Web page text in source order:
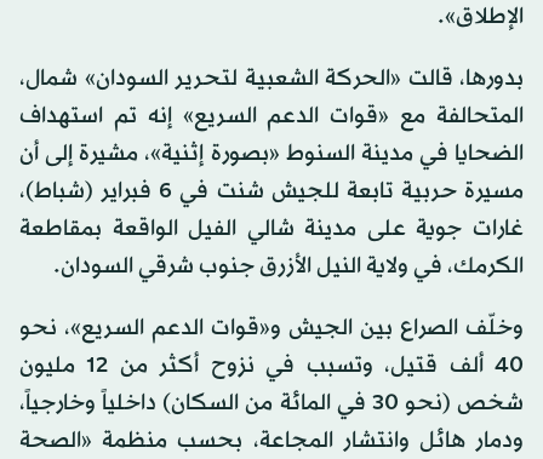
الإطلاق».
بدورها، قالت «الحركة الشعبية لتحرير السودان» شمال،
المتحالفة مع «قوات الدعم السريع» إنه تم استهداف
الضحايا في مدينة السنوط «بصورة إثنية»، مشيرة إلى أن
مسيرة حربية تابعة للجيش شنت في 6 فبراير (شباط)،
غارات جوية على مدينة شالي الفيل الواقعة بمقاطعة
الكرمك، في ولاية النيل الأزرق جنوب شرقي السودان.
وخلّف الصراع بين الجيش و«قوات الدعم السريع»، نحو
40 ألف قتيل، وتسبب في نزوح أكثر من 12 مليون
شخص (نحو 30 في المائة من السكان) داخلياً وخارجياً،
ودمار هائل وانتشار المجاعة، بحسب منظمة «الصحة